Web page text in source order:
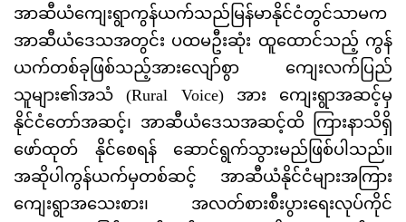
အာဆီယံကျေးရွာကွန်ယက်သည်မြန်မာနိုင်ငံတွင်သာမက
အာဆီယံဒေသအတွင်း ပထမဦးဆုံး ထူထောင်သည့် ကွန်
ယက်တစ်ခုဖြစ်သည့်အားလျော်စွာ ကျေးလက်ပြည်
သူများ၏အသံ (Rural Voice) အား ကျေးရွာအဆင့်မှ
နိုင်ငံတော်အဆင့်၊ အာဆီယံဒေသအဆင့်ထိ ကြားနာသိရှိ
ဖော်ထုတ် နိုင်စေရန် ဆောင်ရွက်သွားမည်ဖြစ်ပါသည်။
အဆိုပါကွန်ယက်မှတစ်ဆင့် အာဆီယံနိုင်ငံများအကြား
ကျေးရွာအသေးစား၊ အလတ်စားစီးပွားရေးလုပ်ကိုင်